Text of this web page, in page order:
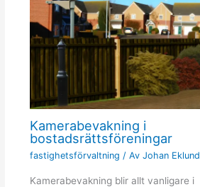
Kamerabevakning i
bostadsrättsföreningar
fastighetsförvaltning / Av Johan Eklund
Kamerabevakning blir allt vanligare i